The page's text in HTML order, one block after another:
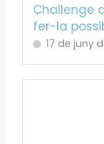
Challenge
fer-la
17 de juny